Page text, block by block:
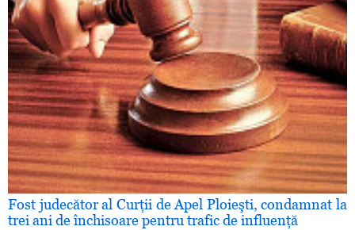
Fost judecător al Curţii de Apel Ploieşti, condamnat la
trei ani de închisoare pentru trafic de influenţă